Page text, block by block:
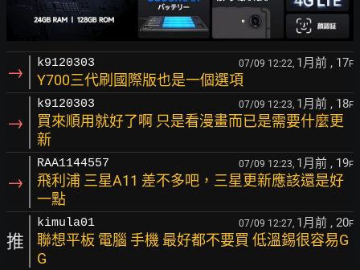
→ k9120303 07/09 12:22, 1月前 , 17F
Y700三代刷國際版也是一個選項
→
k9120303 07/09 12:23, 1月前 , 18F
買來順用就好了啊 只是看漫畫而已是需要什麼更
新
→
RAA1144557 07/09 12:23, 1月前 , 19F
飛利浦 三星A11 差不多吧，三星更新應該還是好
一點
推
kimula01 07/09 12:27, 1月前 , 20F
聯想平板 電腦 手機 最好都不要買 低溫錫很容易G
G